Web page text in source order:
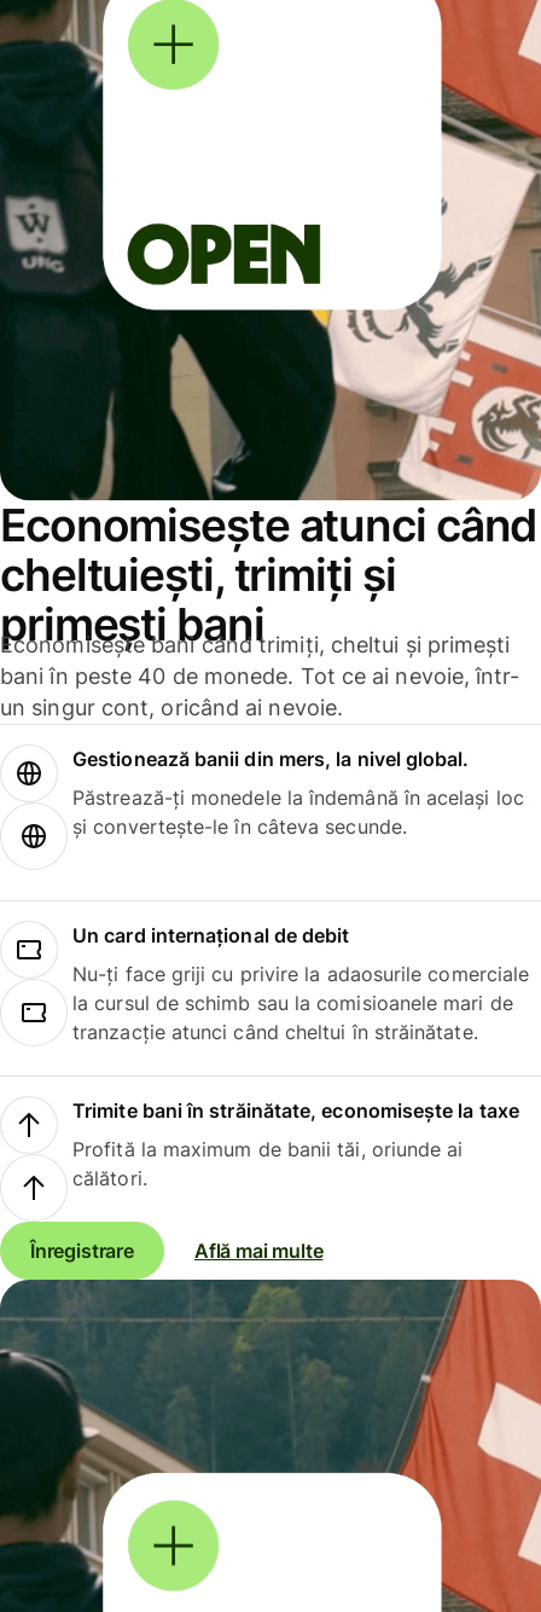
Economisește atunci când
cheltuiești, trimiți și
primești bani
Economisește bani când trimiți, cheltui și primești
bani în peste 40 de monede. Tot ce ai nevoie, într-
un singur cont, oricând ai nevoie.
Gestionează banii din mers, la nivel global.
Păstrează-ți monedele la îndemână în același loc
și convertește-le în câteva secunde.
Un card internațional de debit
Nu-ți face griji cu privire la adaosurile comerciale
la cursul de schimb sau la comisioanele mari de
tranzacție atunci când cheltui în străinătate.
Trimite bani în străinătate, economisește la taxe
Profită la maximum de banii tăi, oriunde ai
călători.
Înregistrare Află mai multe